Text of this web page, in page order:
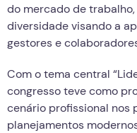
do mercado de
diversidade visando a
gestores e
Com o tema central
congresso teve como
cenário profissional nos
planejamentos